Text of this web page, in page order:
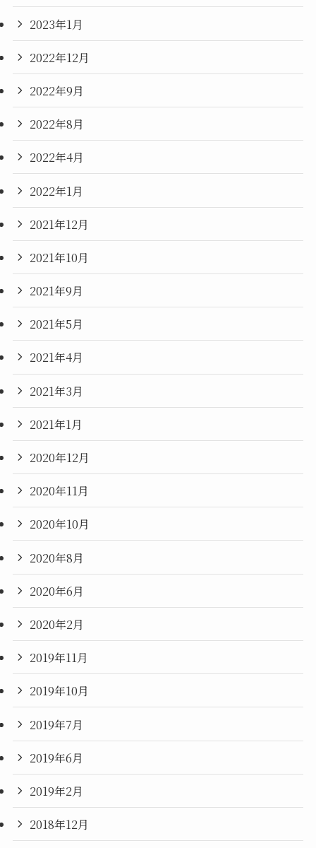
2023年1月
2022年12月
2022年9月
2022年8月
2022年4月
2022年1月
2021年12月
2021年10月
2021年9月
2021年5月
2021年4月
2021年3月
2021年1月
2020年12月
2020年11月
2020年10月
2020年8月
2020年6月
2020年2月
2019年11月
2019年10月
2019年7月
2019年6月
2019年2月
2018年12月